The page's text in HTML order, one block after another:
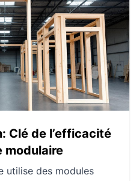
la construction
gestion des
des délais de
Clé de l’efficacité
modulaire
utilise des modules